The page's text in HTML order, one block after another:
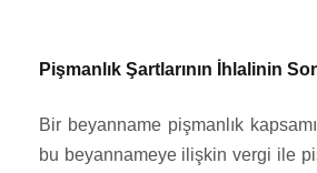
Pişmanlık Şartlarının İhlalinin
Bir beyanname pişmanlık
bu beyannameye ilişkin vergi ile